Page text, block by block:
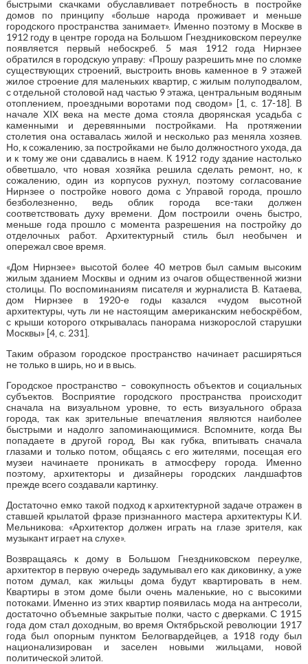
быстрыми скачками обуславливает потребность в постройке
домов по принципу «больше народа проживает и меньше
городского пространства занимает». Именно поэтому в Москве в
1912 году в центре города на Большом Гнездниковском переулке
появляется первый небоскреб. 5 мая 1912 года Нирнзее
обратился в городскую управу: «Прошу разрешить мне по сломке
существующих строений, выстроить вновь каменное в 9 этажей
жилое строение для маленьких квартир, с жилым полуподвалом,
с отдельной столовой над частью 9 этажа, центральным водяным
отоплением, проездными воротами под сводом» [1, с. 17-18]. В
начале XIX века на месте дома стояла дворянская усадьба с
каменными и деревянными постройками. На протяжении
столетия она оставалась жилой и несколько раз меняла хозяев.
Но, к сожалению, за постройками не было должностного ухода, да
и к тому же они сдавались в наем. К 1912 году здание настолько
обветшало, что новая хозяйка решила сделать ремонт, но, к
сожалению, один из корпусов рухнул, поэтому согласование
Нирнзее о постройке нового дома с Управой города, прошло
безболезненно, ведь облик города все-таки должен
соответствовать духу времени. Дом построили очень быстро,
меньше года прошло с момента разрешения на постройку до
отделочных работ. Архитектурный стиль был необычен и
опережал свое время.
«Дом Нирнзее» высотой более 40 метров был самым высоким
жилым зданием Москвы и одним из очагов общественной жизни
столицы. По воспоминаниям писателя и журналиста В. Катаева,
дом Нирнзее в 1920-е годы казался «чудом высотной
архитектуры, чуть ли не настоящим американским небоскрёбом,
с крыши которого открывалась панорама низкорослой старушки
Москвы» [4, с. 231].
Таким образом городское пространство начинает расширяться
не только в ширь, но и в высь.
Городское пространство – совокупность объектов и социальных
субъектов. Восприятие городского пространства происходит
сначала на визуальном уровне, то есть визуального образа
города, так как зрительные впечатления являются наиболее
быстрыми и надолго запоминающимися. Вспомните, когда Вы
попадаете в другой город, Вы как губка, впитывать сначала
глазами и только потом, общаясь с его жителями, посещая его
музеи начинаете проникать в атмосферу города. Именно
поэтому, архитекторы и дизайнеры городских ландшафтов
прежде всего создавали картинку.
Достаточно емко такой подход к архитектурной задаче отражен в
ставшей крылатой фразе признанного мастера архитектуры К.И.
Мельникова: «Архитектор должен играть на глазе зрителя, как
музыкант играет на слухе».
Возвращаясь к дому в Большом Гнездниковском переулке,
архитектор в первую очередь задумывал его как диковинку, а уже
потом думал, как жильцы дома будут квартировать в нем.
Квартиры в этом доме были очень маленькие, но с высокими
потоками. Именно из этих квартир появилась мода на антресоли,
достаточно объемные закрытые полки, часто с дверками. С 1915
года дом стал доходным, во время Октябрьской революции 1917
года был опорным пунктом Белогвардейцев, а 1918 году был
национализирован и заселен новыми жильцами, новой
политической элитой.